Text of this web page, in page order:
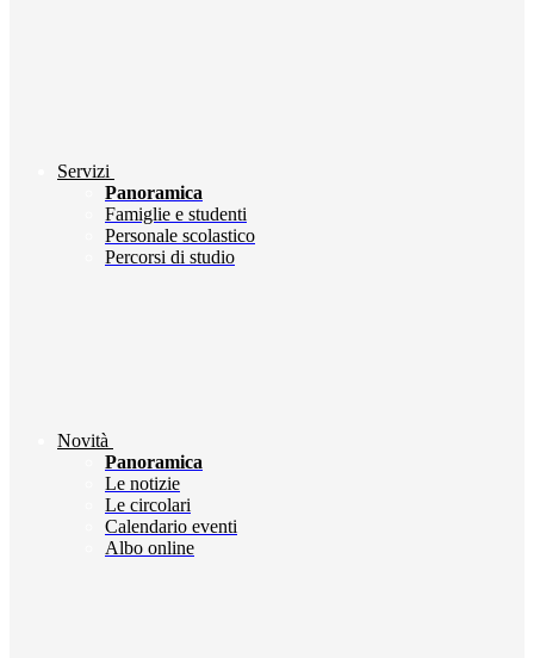
Servizi
Panoramica
Famiglie e studenti
Personale scolastico
Percorsi di studio
Novità
Panoramica
Le notizie
Le circolari
Calendario eventi
Albo online